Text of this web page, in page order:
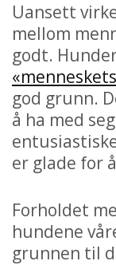
Uansett
mellom
godt.
god grunn.
å ha med
er glade for
Forholdet
hundene
grunnen til